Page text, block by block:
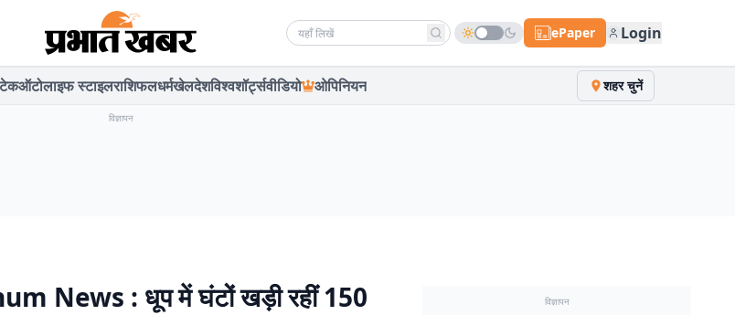
Search news ePaper Login
टेकऑटोलाइफ स्टाइलराशिफलधर्मखेलदेशविश्वशॉर्ट्सवीडियो ओपिनियन शहर चुनें
विज्ञापन
News : धूप में घंटों खड़ी रहीं 150
विज्ञापन